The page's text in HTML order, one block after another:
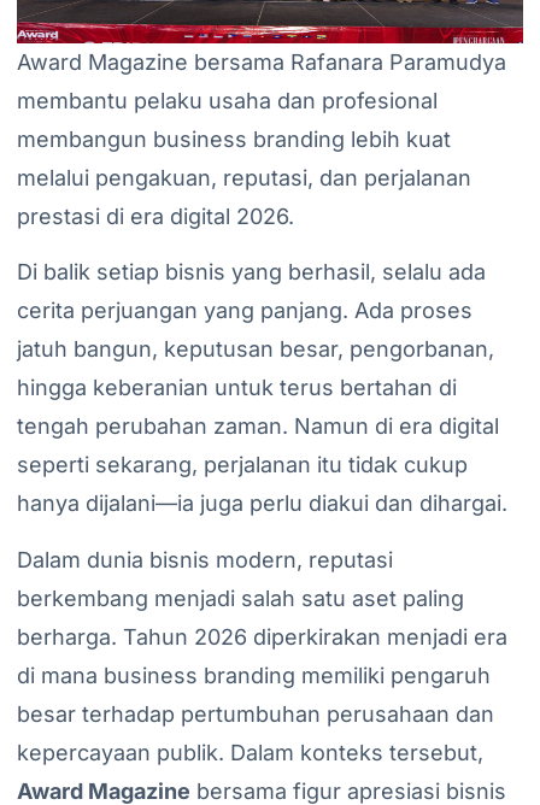
Award Magazine bersama Rafanara Paramudya
membantu pelaku usaha dan profesional
membangun business branding lebih kuat
melalui pengakuan, reputasi, dan perjalanan
prestasi di era digital 2026.
Di balik setiap bisnis yang berhasil, selalu ada
cerita perjuangan yang panjang. Ada proses
jatuh bangun, keputusan besar, pengorbanan,
hingga keberanian untuk terus bertahan di
tengah perubahan zaman. Namun di era digital
seperti sekarang, perjalanan itu tidak cukup
hanya dijalani—ia juga perlu diakui dan dihargai.
Dalam dunia bisnis modern, reputasi
berkembang menjadi salah satu aset paling
berharga. Tahun 2026 diperkirakan menjadi era
di mana business branding memiliki pengaruh
besar terhadap pertumbuhan perusahaan dan
kepercayaan publik. Dalam konteks tersebut,
Award Magazine bersama figur apresiasi bisnis